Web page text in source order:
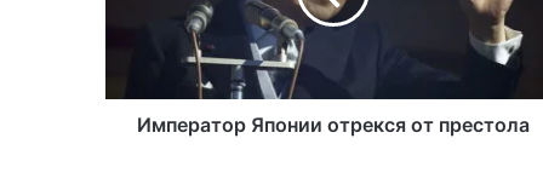
Император Японии отрекся от престола